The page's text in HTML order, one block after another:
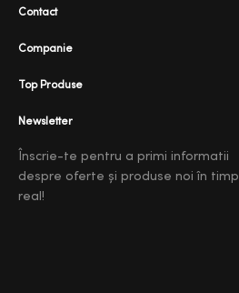
Companie
Top Produse
Contact
Newsletter
Înscrie-te pentru a primi informatii
despre oferte și produse noi în timp
real!